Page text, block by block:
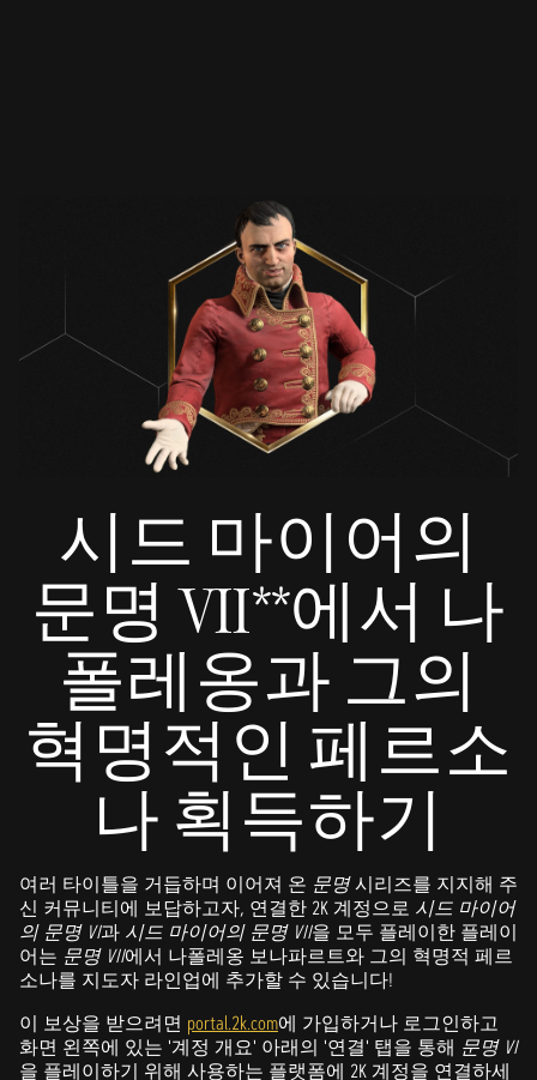
시드 마이어의
문명 VII**에서 나
폴레옹과 그의
혁명적인 페르소
나 획득하기
여러 타이틀을 거듭하며 이어져 온 문명시리즈를 지지해 주
신 커뮤니티에 보답하고자, 연결한 2K 계정으로 시드 마이어
의 문명 VI과 시드 마이어의 문명 VII을 모두 플레이한 플레이
어는 문명 VII에서 나폴레옹 보나파르트와 그의 혁명적 페르
소나를 지도자 라인업에 추가할 수 있습니다!
이 보상을 받으려면 portal.2k.com에 가입하거나 로그인하고
화면 왼쪽에 있는 '계정 개요' 아래의 '연결' 탭을 통해 문명 VI
을 플레이하기 위해 사용하는 플랫폼에 2K 계정을 연결하세